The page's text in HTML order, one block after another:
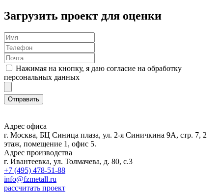
Загрузить проект для оценки
Нажимая на кнопку, я даю согласие на обработку
персональных данных
Адрес офиса
г. Москва, БЦ Синица плаза, ул. 2-я Синичкина 9А, стр. 7, 2
этаж, помещение 1, офис 5.
Адрес производства
г. Ивантеевка, ул. Толмачева, д. 80, с.3
+7 (495) 478-51-88
info@fzmetall.ru
рассчитать проект